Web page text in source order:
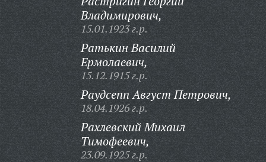
Владимирович,
15.01.1923 г.р.
Ратькин Василий
Ермолаевич,
15.12.1915 г.р.
Раудсепп Август Петрович,
18.04.1926 г.р.
Рахлевский Михаил
Тимофеевич,
23.09.1925 г.р.